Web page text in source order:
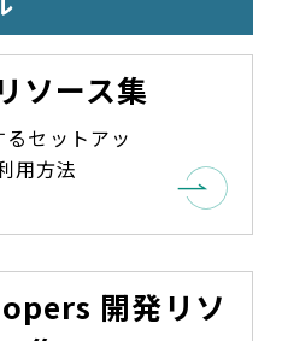
ソース集
セットアッ
用方法
開発リソ